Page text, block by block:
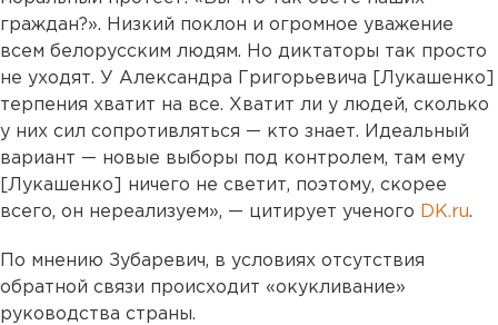
граждан?». Низкий поклон и огромное уважение
всем белорусским людям. Но диктаторы так просто
не уходят. У Александра Григорьевича [Лукашенко]
терпения хватит на все. Хватит ли у людей, сколько
у них сил сопротивляться — кто знает. Идеальный
вариант — новые выборы под контролем, там ему
[Лукашенко] ничего не светит, поэтому, скорее
всего, он нереализуем», — цитирует ученого DK.ru.
По мнению Зубаревич, в условиях отсутствия
обратной связи происходит «окукливание»
руководства страны.